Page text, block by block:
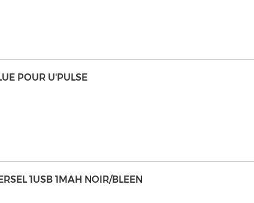
POUR U'PULSE
1USB 1MAH NOIR/BLEEN